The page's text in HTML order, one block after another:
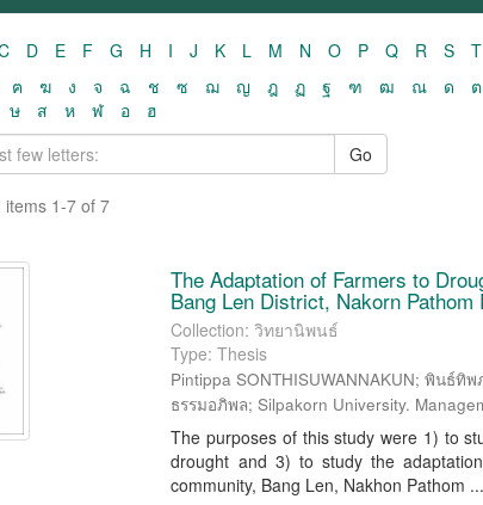
D E F G H I J K L M N O P Q R S T
ฅ ฆ ง จ ฉ ช ซ ฌ ญ ฎ ฏ ฐ ฑ ฒ ณ ด ต
ษ ส ห ฬ อ
ฮ
Go
items 1-7 of 7
The Adaptation of Farmers to
Bang Len District, Nakorn Pathom
Collection: วิทยานิพนธ์
Type: Thesis
Pintippa SONTHISUWANNAKUN; พินธ์ทิ
ธรรมอภิพล; Silpakorn University.
The purposes of this study were 1) to
drought and 3) to study the
community, Bang Len, Nakhon Pathom ...